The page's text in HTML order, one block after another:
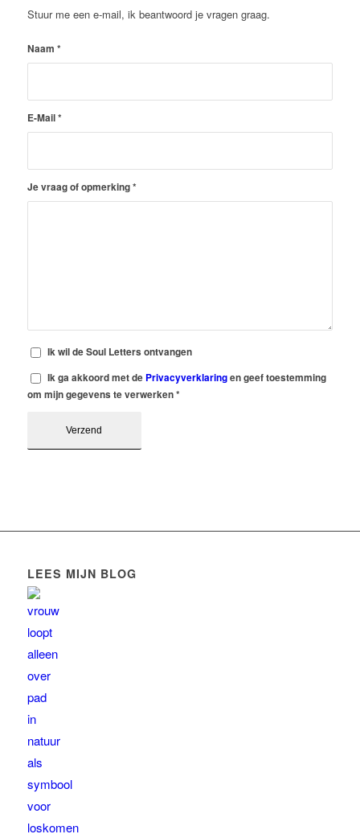
Stuur me een e-mail, ik beantwoord je vragen graag.
Naam *
E-Mail*
Je vraag of opmerking*
Ik wil de Soul Letters ontvangen
Ik ga akkoord met de Privacyverklaringen geef toestemming
om mijn gegevens te verwerken*
LEES MIJN BLOG